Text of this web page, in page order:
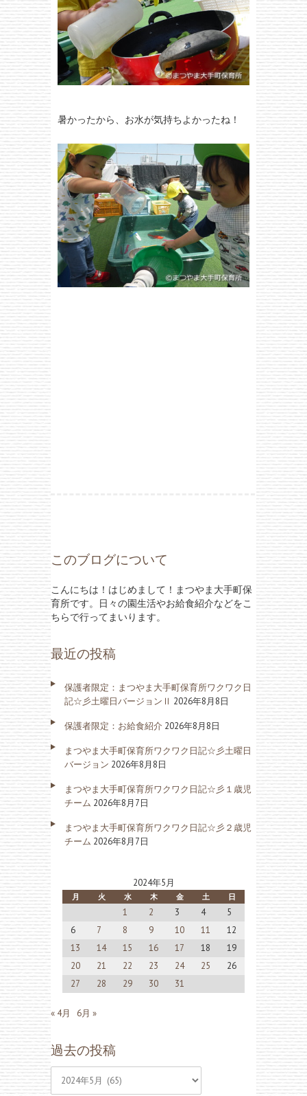
暑かったから、お水が気持ちよかったね！
このブログについて
こんにちは！はじめまして！まつやま大手町保
育所です。日々の園生活やお給食紹介などをこ
ちらで行ってまいります。
最近の投稿
保護者限定：まつやま大手町保育所ワクワク日
記☆彡土曜日バージョンⅡ 2026年8月8日
保護者限定：お給食紹介 2026年8月8日
まつやま大手町保育所ワクワク日記☆彡土曜日
バージョン 2026年8月8日
まつやま大手町保育所ワクワク日記☆彡１歳児
チーム 2026年8月7日
まつやま大手町保育所ワクワク日記☆彡２歳児
チーム 2026年8月7日
2024年5月
月 火 水 木 金 土 日
1 2 3 4
5
6
7 8 9 10 11
12
13
14 15 16 17 18
19
20
21 22 23 24 25
26
27
28 29 30 31
« 4月 6月 »
過去の投稿
過